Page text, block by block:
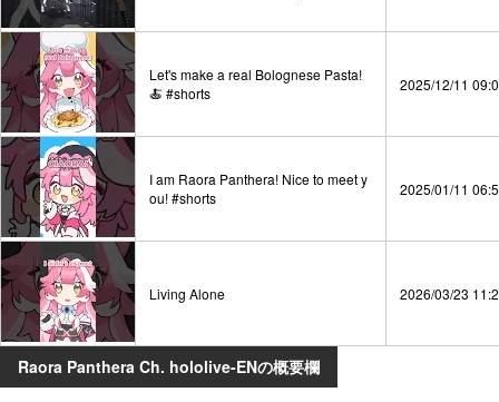
Let's make a real Bolognese Pasta!
🍝 #shorts
2025/12/11
I am Raora Panthera! Nice to meet y
ou! #shorts
2025/01/11
Living Alone 2026/03/23
Raora Panthera Ch. hololive-ENの概要欄